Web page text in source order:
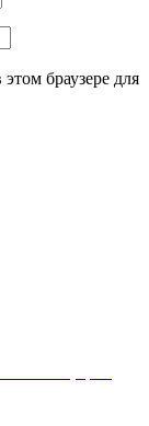
браузере для